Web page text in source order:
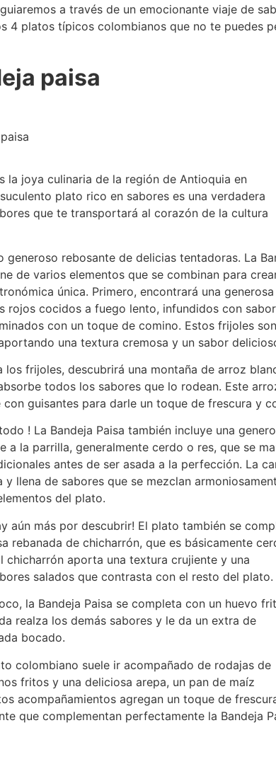
a través de un emocionante viaje de
4 platos típicos colombianos que no te puedes
paisa
la joya culinaria de la región de Antioquia en
plato rico en sabores es una verdadera
que te transportará al corazón de la cultura
generoso rebosante de delicias tentadoras. La
de varios elementos que se combinan para
única. Primero, encontrará una generosa
rojos cocidos a fuego lento, infundidos con
con un toque de comino. Estos frijoles
una textura cremosa y un sabor
los frijoles, descubrirá una montaña de arroz
todos los sabores que lo rodean. Este
con guisantes para darle un toque de frescura y
! La Bandeja Paisa también incluye una
a la parrilla, generalmente cerdo o res, que se
antes de ser asada a la perfección. La
y llena de sabores que se mezclan
del plato.
aún más por descubrir! El plato también se
rebanada de chicharrón, que es básicamente
chicharrón aporta una textura crujiente y una
salados que contrasta con el resto del plato.
la Bandeja Paisa se completa con un huevo
realza los demás sabores y le da un extra de
bocado.
colombiano suele ir acompañado de rodajas de
fritos y una deliciosa arepa, un pan de maíz
acompañamientos agregan un toque de
que complementan perfectamente la Bandeja